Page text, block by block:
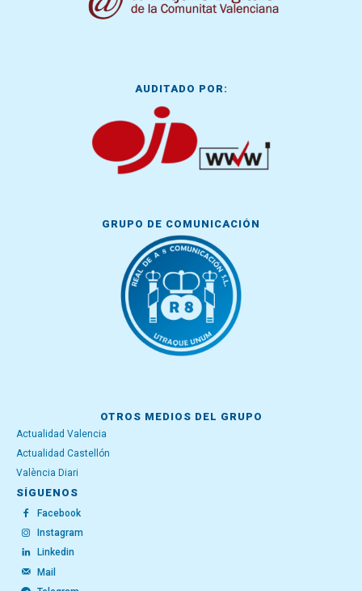
AUDITADO POR:
GRUPO DE COMUNICACIÓN
OTROS MEDIOS DEL GRUPO
Actualidad Valencia
Actualidad Castellón
València Diari
SÍGUENOS
Facebook
Instagram
Linkedin
Mail